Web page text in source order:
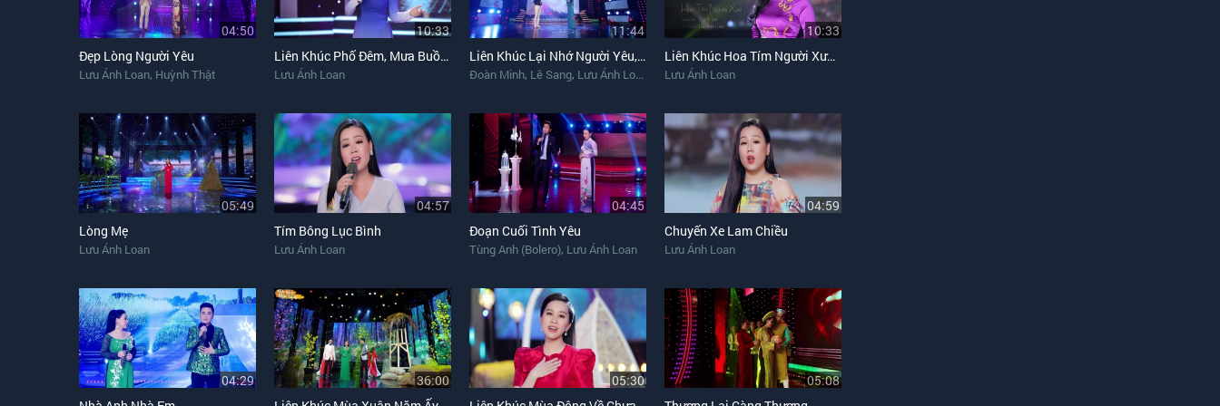
04:50
Đẹp Lòng Người Yêu
Lưu Ánh Loan, Huỳnh Thật
10:33
Liên Khúc Phố Đêm, Mưa Buồn Nhớ Ai
Lưu Ánh Loan
11:44
Liên Khúc Lại Nhớ Người Yêu, Mộng Ước Đôi Ta
Đoàn Minh, Lê Sang, Lưu Ánh Loan
10:33
Liên Khúc Hoa Tím Người Xưa, Một Người Đi
Lưu Ánh Loan
05:49
Lòng Mẹ
Lưu Ánh Loan
04:57
Tím Bông Lục Bình
Lưu Ánh Loan
04:45
Đoạn Cuối Tình Yêu
Tùng Anh (Bolero), Lưu Ánh Loan
04:59
Chuyến Xe Lam Chiều
Lưu Ánh Loan
04:29
36:00
05:30
05:08